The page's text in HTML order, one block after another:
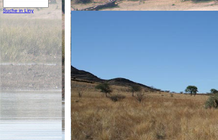
Suche in Liny